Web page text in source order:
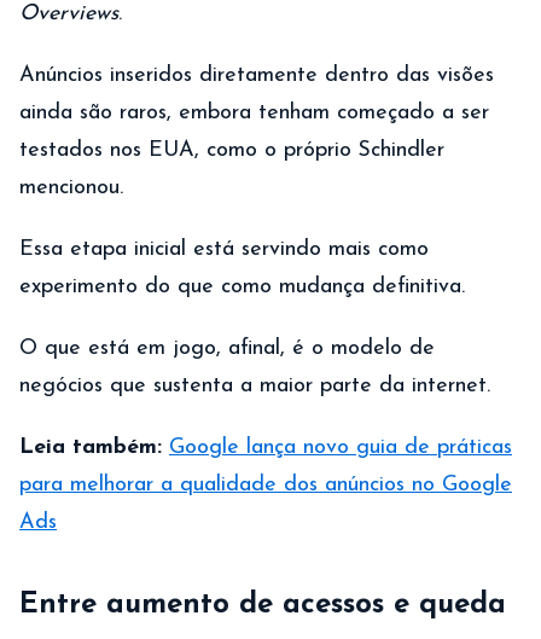
Overviews.
Anúncios inseridos diretamente dentro das visões
ainda são raros, embora tenham começado a ser
testados nos EUA, como o próprio Schindler
mencionou.
Essa etapa inicial está servindo mais como
experimento do que como mudança definitiva.
O que está em jogo, afinal, é o modelo de
negócios que sustenta a maior parte da internet.
Leia também: Google lança novo guia de práticas
para melhorar a qualidade dos anúncios no Google
Ads
Entre aumento de acessos e queda